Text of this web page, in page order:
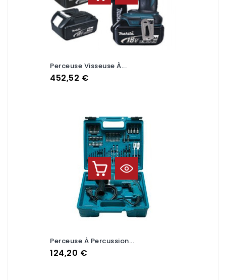
Perceuse Visseuse À...
Prix
452,52 €
Perceuse À Percussion...
Prix
124,20 €